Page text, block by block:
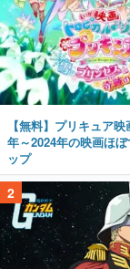
【無料】プリキュア
年～2024年の映画ほ
ップ
2